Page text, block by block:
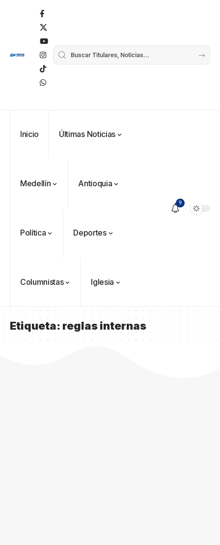
Inicio Últimas Noticias
Medellín Antioquia
Política Deportes
Columnistas Iglesia
9
Etiqueta:reglas internas